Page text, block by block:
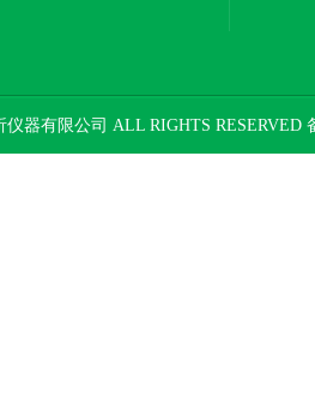
器有限公司 ALL RIGHTS RESERVED